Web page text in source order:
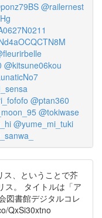
@railernest
@kitsune06kou
@ptan360
@tokiwase
@yume_mi_tuki
ス、ということで芥
ス。 タイトルは「ア
図書館デジタルコレ
QxSi30xtno